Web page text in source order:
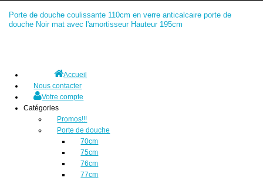
Porte de douche coulissante 110cm en verre anticalcaire porte de
douche Noir mat avec l'amortisseur Hauteur 195cm
Accueil
Nous contacter
Votre compte
Catégories
Promos!!!
Porte de douche
70cm
75cm
76cm
77cm